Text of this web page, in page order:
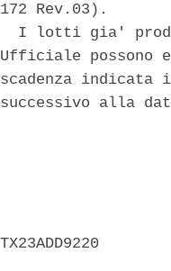
172 Rev.03).
I lotti gia'
Ufficiale possono
scadenza
successivo alla